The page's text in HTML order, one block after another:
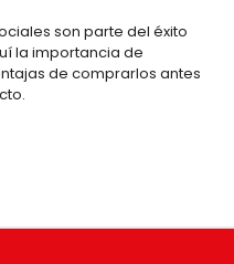
son parte del éxito
la importancia de
de comprarlos antes